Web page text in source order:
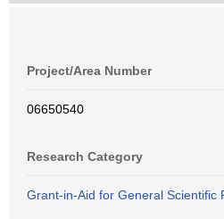
Project/Area Number
06650540
Research Category
Grant-in-Aid for General Scientific